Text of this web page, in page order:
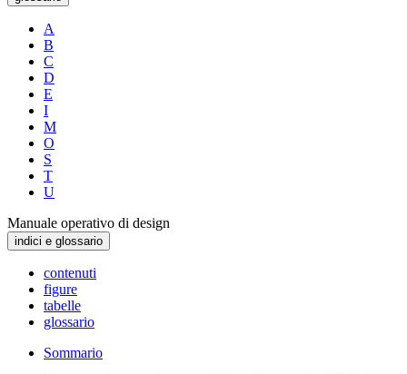
A
B
C
D
E
I
M
O
S
T
U
Manuale operativo di design
indici e glossario
contenuti
figure
tabelle
glossario
Sommario